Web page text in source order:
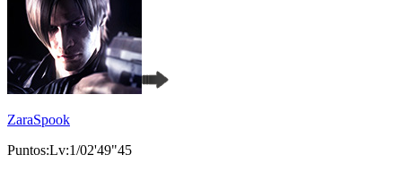
ZaraSpook
Puntos:Lv:1/02'49"45